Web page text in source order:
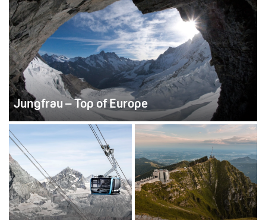
Jungfrau – Top of Europe